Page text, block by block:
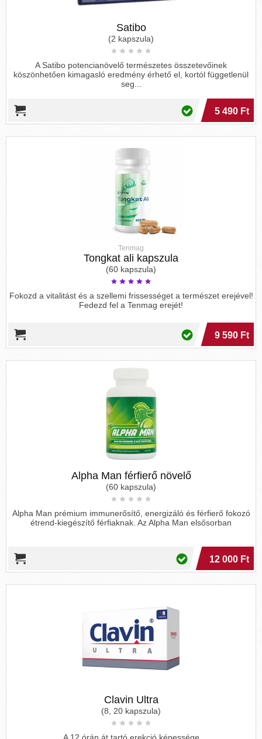
Satibo
(2 kapszula)
A Satibo potencianövelő természetes összetevőinek
köszönhetően kimagasló eredmény érhető el, kortól függetlenül
seg...
5 490 Ft
Tenmag
Tongkat ali kapszula
(60 kapszula)
Fokozd a vitalitást és a szellemi frissességet a természet erejével!
Fedezd fel a Tenmag erejét!
9 590 Ft
Alpha Man férfierő növelő
(60 kapszula)
Alpha Man prémium immunerősítő, energizáló és férfierő fokozó
étrend-kiegészítő férfiaknak. Az Alpha Man elsősorban
12 000 Ft
Clavin Ultra
(8, 20 kapszula)